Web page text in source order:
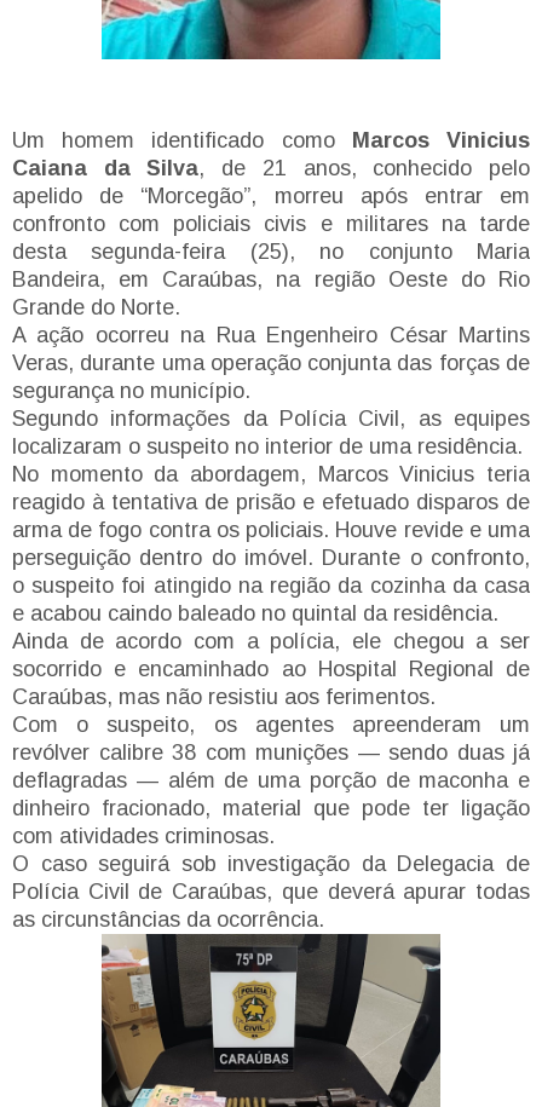
Um homem identificado como
Marcos Vinicius
Caiana da Silva, de 21 anos, conhecido pelo
apelido de “Morcegão”, morreu após entrar em
confronto com policiais civis e militares na tarde
desta segunda-feira (25), no conjunto Maria
Bandeira, em Caraúbas, na região Oeste do Rio
Grande do Norte.
A ação ocorreu na Rua Engenheiro César Martins
Veras, durante uma operação conjunta das forças de
segurança no município.
Segundo informações da Polícia Civil, as equipes
localizaram o suspeito no interior de uma residência.
No momento da abordagem, Marcos Vinicius teria
reagido à tentativa de prisão e efetuado disparos de
arma de fogo contra os policiais. Houve revide e uma
perseguição dentro do imóvel. Durante o confronto,
o suspeito foi atingido na região da cozinha da casa
e acabou caindo baleado no quintal da residência.
Ainda de acordo com a polícia, ele chegou a ser
socorrido e encaminhado ao Hospital Regional de
Caraúbas, mas não resistiu aos ferimentos.
Com o suspeito, os agentes apreenderam um
revólver calibre 38 com munições — sendo duas já
deflagradas — além de uma porção de maconha e
dinheiro fracionado, material que pode ter ligação
com atividades criminosas.
O caso seguirá sob investigação da Delegacia de
Polícia Civil de Caraúbas, que deverá apurar todas
as circunstâncias da ocorrência.